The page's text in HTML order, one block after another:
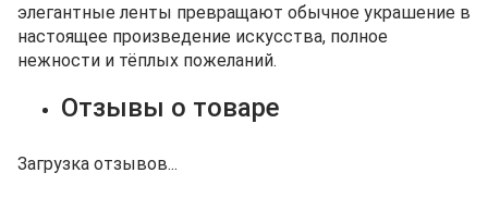
элегантные ленты превращают обычное украшение в
настоящее произведение искусства, полное
нежности и тёплых пожеланий.
Отзывы о товаре
Загрузка отзывов...